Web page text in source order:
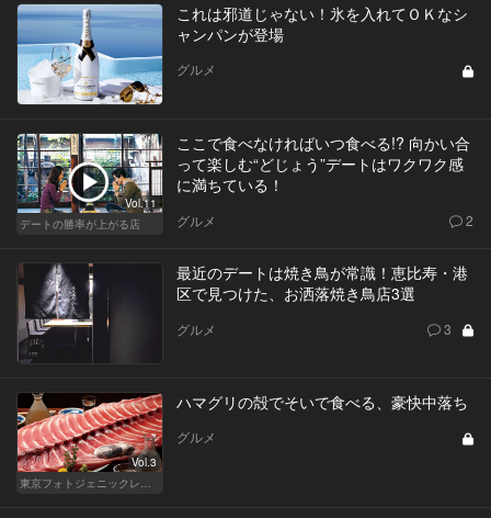
これは邪道じゃない！氷を入れてＯＫなシ
ャンパンが登場
グルメ
Vol.11
デートの勝率が上がる店
ここで食べなければいつ食べる!? 向かい合
って楽しむ“どじょう”デートはワクワク感
に満ちている！
グルメ 2
最近のデートは焼き鳥が常識！恵比寿・港
区で見つけた、お洒落焼き鳥店3選
グルメ 3
Vol.3
ハマグリの殻でそいで食べる、豪快中落ち
グルメ